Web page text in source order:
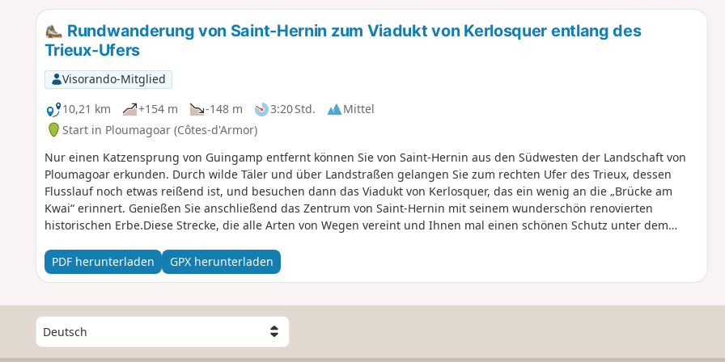
Rundwanderung von Saint-Hernin zum Viadukt von Kerlosquer entlang des
Trieux-Ufers
Visorando-Mitglied
10,21 km
+154 m -148 m 3:20 Std.
Mittel
Start in Ploumagoar (Côtes-d'Armor)
Nur einen Katzensprung von Guingamp entfernt können Sie von Saint-Hernin aus den Südwesten der Landschaft von
Ploumagoar erkunden. Durch wilde Täler und über Landstraßen gelangen Sie zum rechten Ufer des Trieux, dessen
Flusslauf noch etwas reißend ist, und besuchen dann das Viadukt von Kerlosquer, das ein wenig an die „Brücke am
Kwai“ erinnert. Genießen Sie anschließend das Zentrum von Saint-Hernin mit seinem wunderschön renovierten
historischen Erbe.Diese Strecke, die alle Arten von Wegen vereint und Ihnen mal einen schönen Schutz unter dem
bewältigen.
PDF herunterladen GPX herunterladen
W
ä
h